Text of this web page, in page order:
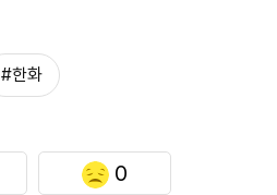
#한화
0